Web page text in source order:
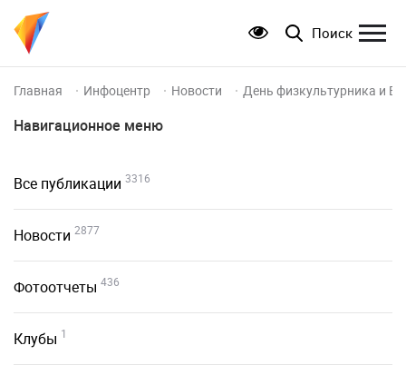
Поиск
Главная Инфоцентр Новости День физкультурника и
Навигационное меню
Все публикации 3316
Новости 2877
Фотоотчеты 436
Клубы 1